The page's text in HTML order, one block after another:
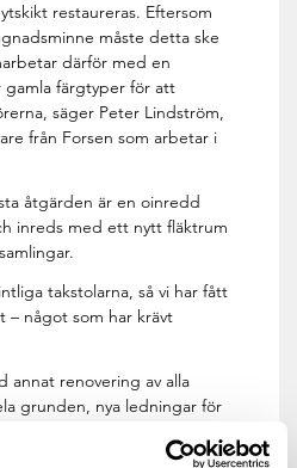
restaureras. Eftersom
måste detta ske
därför med en
gamla färgtyper för att
säger Peter Lindström,
från Forsen som arbetar i
åtgärden är en oinredd
inreds med ett nytt fläktrum
takstolarna, så vi har fått
något som har krävt
annat renovering av alla
grunden, nya ledningar för
av rullbara arkivskåp. Och